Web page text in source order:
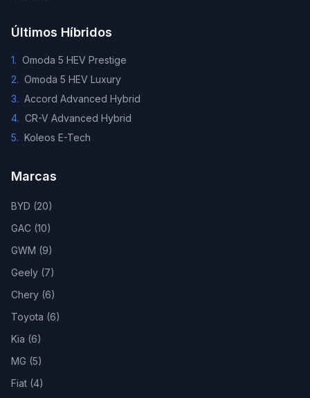
Últimos Híbridos
1. Omoda 5 HEV Prestige
2. Omoda 5 HEV Luxury
3. Accord Advanced Hybrid
4. CR-V Advanced Hybrid
5. Koleos E-Tech
Marcas
BYD (20)
GAC (10)
GWM (9)
Geely (7)
Chery (6)
Toyota (6)
Kia (6)
MG (5)
Fiat (4)